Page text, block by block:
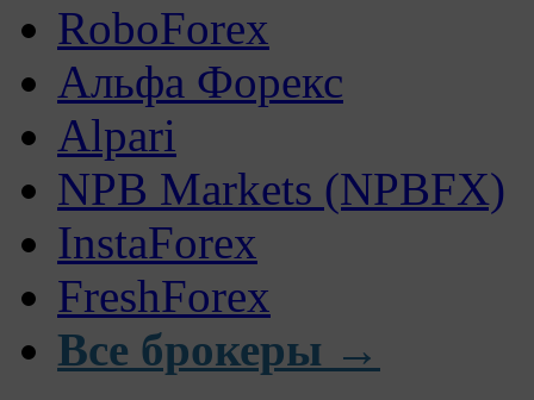
RoboForex
Альфа Форекс
Alpari
NPB Markets (NPBFX)
InstaForex
FreshForex
Все брокеры →